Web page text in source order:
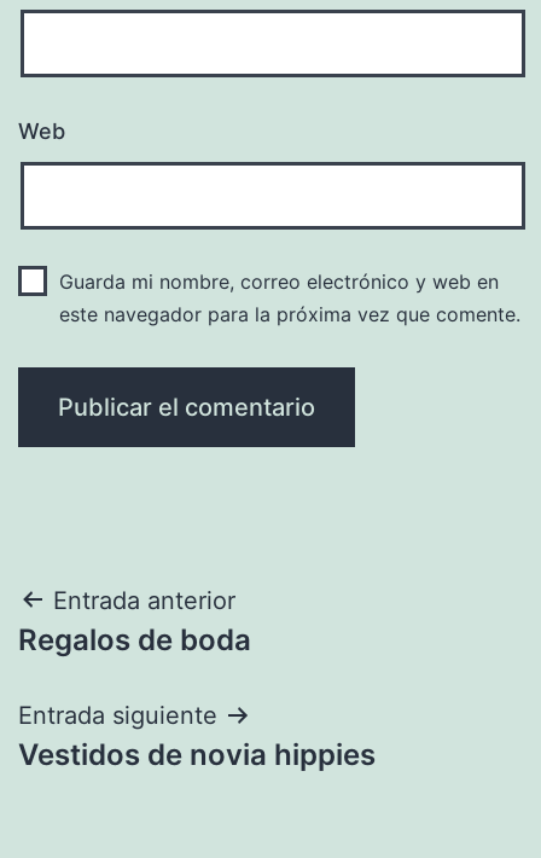
Web
Guarda mi nombre, correo electrónico y web en
este navegador para la próxima vez que comente.
Navegación
de
entradas
Entrada anterior
Regalos de boda
Entrada siguiente
Vestidos de novia hippies